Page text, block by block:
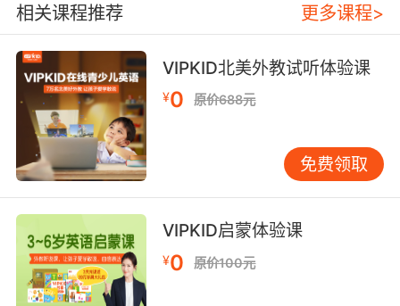
览器，可完美兼容VIPKID自主研发的课堂互动工
具。Mac用户需注意M1芯片机型的Rosetta转译
设置，技术测试表明未正确配置的设备有12%的
概率出现音频延迟。教育软件评测机构TechEd的
报告指出，保持浏览器版本更新可使课堂工具加
载速度提升40%，这对需要高频互动的英语对话
课至关重要。 网络环境的稳定性是在线学习的隐
形生命线。VIPKID网络实验室建议家庭带宽不低
于50Mbps，且优先选择有线连接。实测数据显
示，WiFi信号强度每下降10%，课堂卡顿概率增
加15%。对于农村地区学员，平台推出的智能网
络诊断工具可自动优化路由设置，该技术荣获
2023年国际远程教育协会创新奖。值得警惕的
相关课程推荐 更多课程>
VIPKID北美外教试听体验课
¥0 原价688元
免费领取
VIPKID启蒙体验课
¥0 原价100元